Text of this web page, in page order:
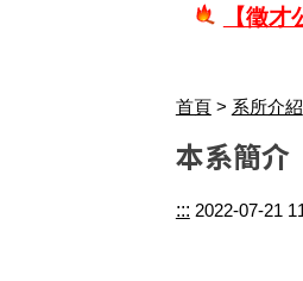
【徵
首頁> 系所介紹
本系簡介
::: 2022-07-21